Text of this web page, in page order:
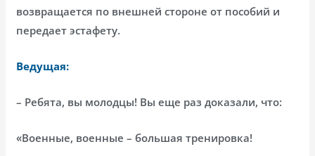
возвращается по внешней стороне от пособий и
передает эстафету.
Ведущая:
– Ребята, вы молодцы! Вы еще раз доказали, что:
«Военные, военные – большая тренировка!